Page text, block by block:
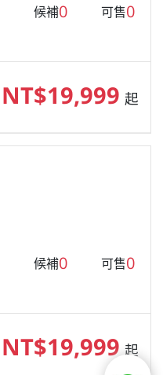
候補0 可售0
NT$19,999 起
候補0 可售0
NT$19,999 起